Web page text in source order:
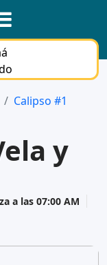
Calipso #1
y
a las 07:00 AM